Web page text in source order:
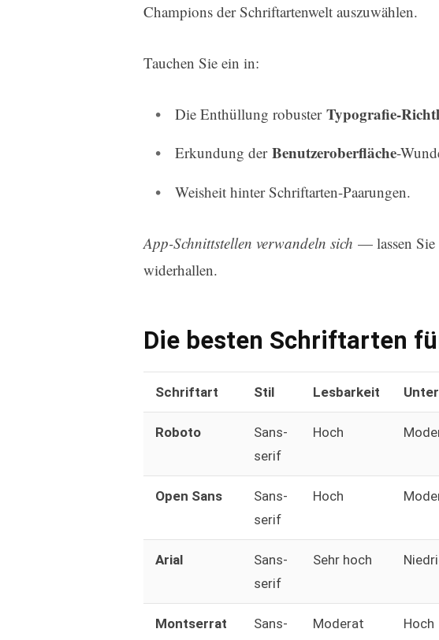
Champions der Schriftartenwelt auszuwählen.
Tauchen Sie ein in:
Die Enthüllung robuster Typografie-
Erkundung der Benutzeroberfläche-
Weisheit hinter Schriftarten-Paarungen.
App-Schnittstellen verwandeln sich — lassen Sie
widerhallen.
Die besten Schriftarten
Schriftart Stil Lesbarkeit
Roboto
Sans-
serif
Hoch
Open Sans
Sans-
serif
Hoch
Arial
Sans-
serif
Sehr hoch
Montserrat
Sans-
Moderat Hoch